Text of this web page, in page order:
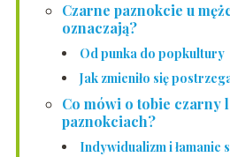
Czarne paznokcie u
oznaczają?
Od punka do popkultury
Jak zmieniło się
Co mówi o tobie czarny
paznokciach?
Indywidualizm i łamanie